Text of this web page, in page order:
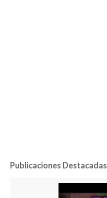
Publicaciones Destacadas